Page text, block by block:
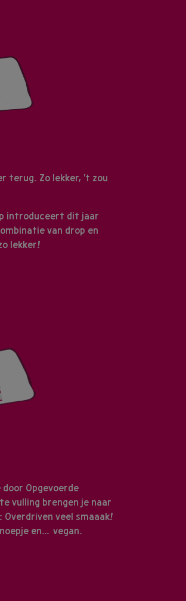
terug. Zo lekker, 't zou
introduceert dit jaar
van drop en
lekker!
Opgevoerde
vulling brengen je naar
Overdriven veel smaaak!
en... vegan.